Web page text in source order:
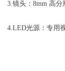
3.镜头：8mm 高
4.LED光源：专用